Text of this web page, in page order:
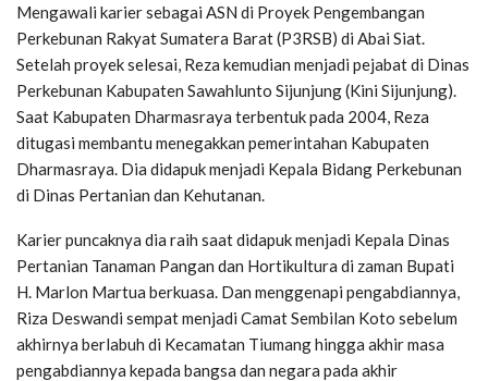
Mengawali karier sebagai ASN di Proyek Pengembangan
Perkebunan Rakyat Sumatera Barat (P3RSB) di Abai Siat.
Setelah proyek selesai, Reza kemudian menjadi pejabat di Dinas
Perkebunan Kabupaten Sawahlunto Sijunjung (Kini Sijunjung).
Saat Kabupaten Dharmasraya terbentuk pada 2004, Reza
ditugasi membantu menegakkan pemerintahan Kabupaten
Dharmasraya. Dia didapuk menjadi Kepala Bidang Perkebunan
di Dinas Pertanian dan Kehutanan.
Karier puncaknya dia raih saat didapuk menjadi Kepala Dinas
Pertanian Tanaman Pangan dan Hortikultura di zaman Bupati
H. Marlon Martua berkuasa. Dan menggenapi pengabdiannya,
Riza Deswandi sempat menjadi Camat Sembilan Koto sebelum
akhirnya berlabuh di Kecamatan Tiumang hingga akhir masa
pengabdiannya kepada bangsa dan negara pada akhir